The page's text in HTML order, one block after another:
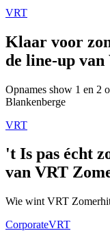
VRT
Klaar voor
de line-up
Opnames show 1 en 2
Blankenberge
VRT
't Is pas écht
van VRT
Wie wint VRT
CorporateVRT